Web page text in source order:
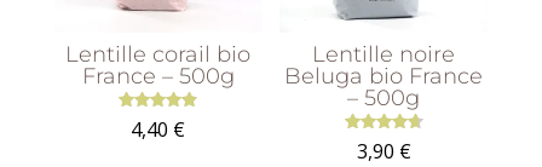
Lentille corail bio
France – 500g
Note
4.91
4,40 €
Lentille noire
Beluga bio France
– 500g
Note
4.73
3,90 €